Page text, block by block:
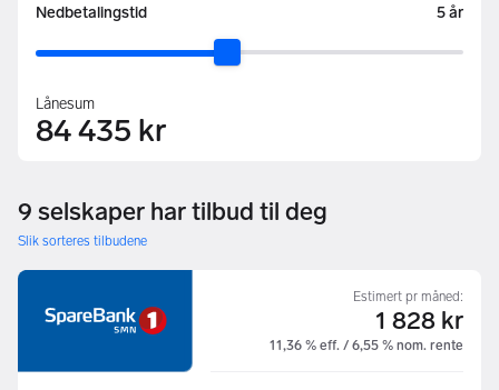
Nedbetalingstid
: 5 år
Lånesum
84 435 kr
9 selskaper har tilbud til deg
Slik sorteres tilbudene
Estimert pr måned:
1 828 kr
11,36 % eff. / 6,55 % nom. rente